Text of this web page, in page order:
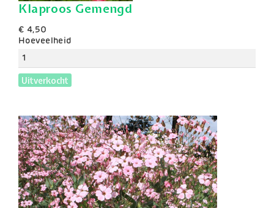
Klaproos Gemengd
€ 4,50
Hoeveelheid
Uitverkocht